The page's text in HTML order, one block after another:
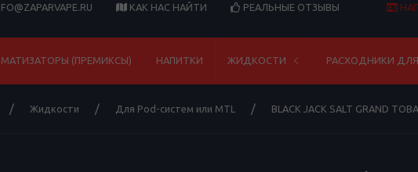
КАК НАС НАЙТИ РЕАЛЬНЫЕ ОТЗЫВЫ
(ПРЕМИКСЫ) НАПИТКИ ЖИДКОСТИ РАСХОДНИКИ
Жидкости Для Pod-систем или MTL BLACK JACK SALT GRAND